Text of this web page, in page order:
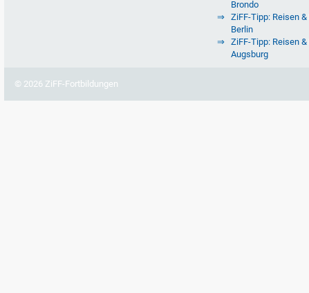
Brondo
ZiFF-Tipp: Reisen
Berlin
ZiFF-Tipp: Reisen
Augsburg
© 2026 ZiFF-Fortbildungen